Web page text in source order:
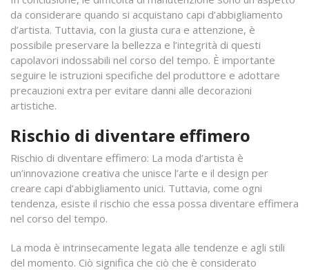
da considerare quando si acquistano capi d’abbigliamento
d’artista. Tuttavia, con la giusta cura e attenzione, è
possibile preservare la bellezza e l’integrità di questi
capolavori indossabili nel corso del tempo. È importante
seguire le istruzioni specifiche del produttore e adottare
precauzioni extra per evitare danni alle decorazioni
artistiche.
Rischio di diventare effimero
Rischio di diventare effimero: La moda d’artista è
un’innovazione creativa che unisce l’arte e il design per
creare capi d’abbigliamento unici. Tuttavia, come ogni
tendenza, esiste il rischio che essa possa diventare effimera
nel corso del tempo.
La moda è intrinsecamente legata alle tendenze e agli stili
del momento. Ciò significa che ciò che è considerato